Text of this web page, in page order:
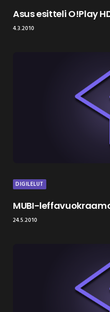
Asus esitteli O!Play
4.3.2010
DIGILELUT
MUBI-
24.5.2010